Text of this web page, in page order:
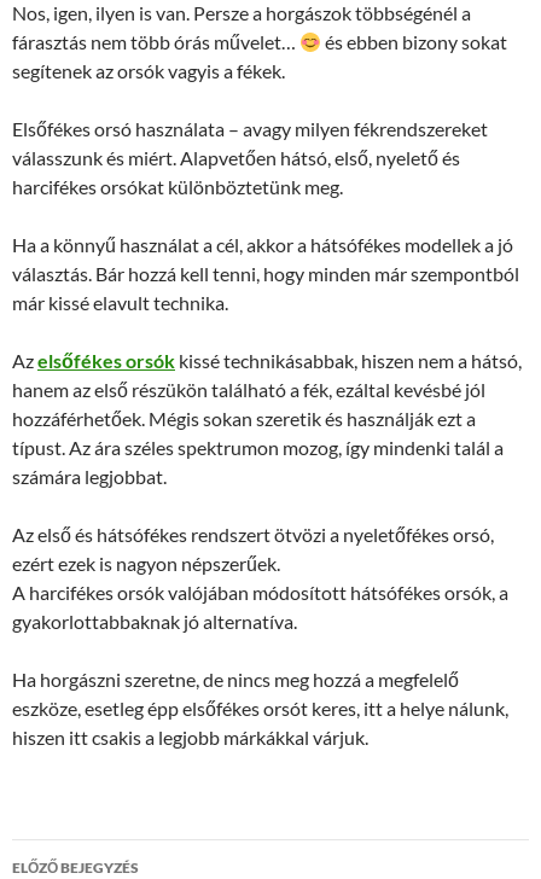
Nos, igen, ilyen is van. Persze a horgászok többségénél a
fárasztás nem több órás művelet…
és ebben bizony sokat
segítenek az orsók vagyis a fékek.
Elsőfékes orsó használata – avagy milyen fékrendszereket
válasszunk és miért. Alapvetően hátsó, első, nyelető és
harcifékes orsókat különböztetünk meg.
Ha a könnyű használat a cél, akkor a hátsófékes modellek a jó
választás. Bár hozzá kell tenni, hogy minden már szempontból
már kissé elavult technika.
Azelsőfékes orsók kissé technikásabbak, hiszen nem a hátsó,
hanem az első részükön található a fék, ezáltal kevésbé jól
hozzáférhetőek. Mégis sokan szeretik és használják ezt a
típust. Az ára széles spektrumon mozog, így mindenki talál a
számára legjobbat.
Az első és hátsófékes rendszert ötvözi a nyeletőfékes orsó,
ezért ezek is nagyon népszerűek.
A harcifékes orsók valójában módosított hátsófékes orsók, a
gyakorlottabbaknak jó alternatíva.
Ha horgászni szeretne, de nincs meg hozzá a megfelelő
eszköze, esetleg épp elsőfékes orsót keres, itt a helye nálunk,
hiszen itt csakis a legjobb márkákkal várjuk.
Bejegyzés
ELŐZŐ BEJEGYZÉS